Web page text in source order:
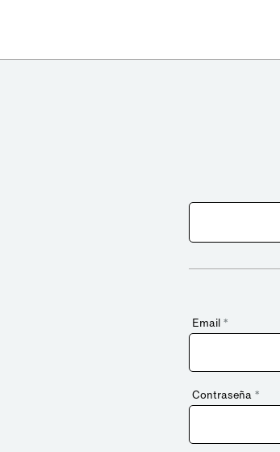
Email *
Contraseña *